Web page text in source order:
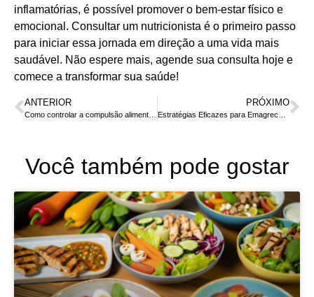
inflamatórias, é possível promover o bem-estar físico e
emocional. Consultar um nutricionista é o primeiro passo
para iniciar essa jornada em direção a uma vida mais
saudável. Não espere mais, agende sua consulta hoje e
comece a transformar sua saúde!
ANTERIOR PRÓXIMO
Você também pode gostar